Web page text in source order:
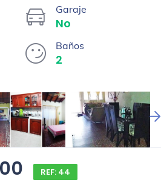
Garaje
No
Baños
2
REF: 44